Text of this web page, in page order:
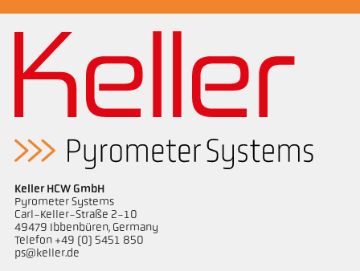
Žádostzpráva CellaWire Rozměrový výkres PKL 63-K002
Keller HCW GmbH
Pyrometer Systems
Carl-Keller-Straße 2-10
49479 Ibbenbüren, Germany
Telefon +49 (0) 5451 850
ps@keller.de